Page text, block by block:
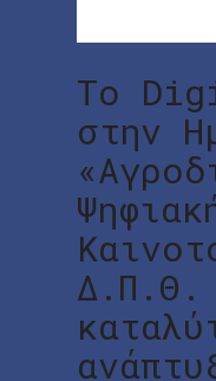
Το
στην
Δ.Π.Θ.